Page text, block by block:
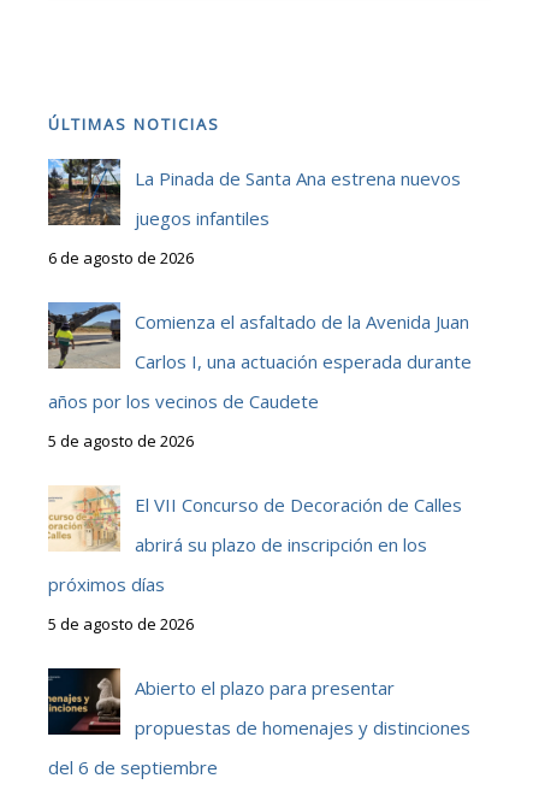
ÚLTIMAS NOTICIAS
La Pinada de Santa Ana estrena nuevos
juegos infantiles
6 de agosto de 2026
Comienza el asfaltado de la Avenida Juan
Carlos I, una actuación esperada durante
años por los vecinos de Caudete
5 de agosto de 2026
El VII Concurso de Decoración de Calles
abrirá su plazo de inscripción en los
próximos días
5 de agosto de 2026
Abierto el plazo para presentar
propuestas de homenajes y distinciones
del 6 de septiembre